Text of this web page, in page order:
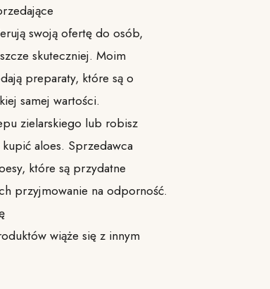
swoją ofertę do osób,
skuteczniej. Moim
preparaty, które są o
samej wartości.
zielarskiego lub robisz
aloes. Sprzedawca
które są przydatne
przyjmowanie na odporność.
wiąże się z innym